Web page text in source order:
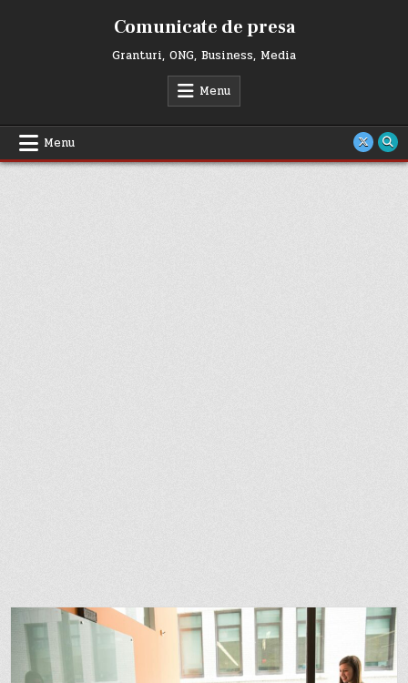
Comunicate de presa
Granturi, ONG, Business, Media
Menu
Menu